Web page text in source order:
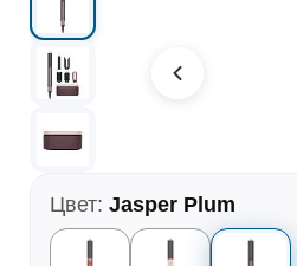
Цвет: Jasper Plum